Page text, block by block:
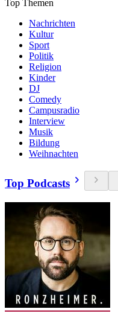
Top Themen
Nachrichten
Kultur
Sport
Politik
Religion
Kinder
DJ
Comedy
Campusradio
Interview
Musik
Bildung
Weihnachten
Top Podcasts